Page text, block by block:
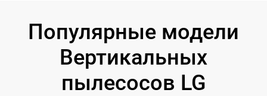
Популярные модели
Вертикальных
пылесосов LG